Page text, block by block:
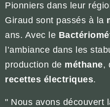
Pionniers dans leur
Giraud sont passés à la
ans. Avec le
l’ambiance dans les
production de méthane,
recettes électriques.
" Nous avons découvert